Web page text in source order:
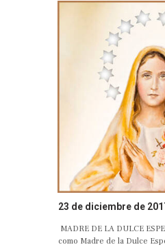
23 de diciembre de
DOLOROSO E
MADRE DE LA DULCE
como Madre de la Dulce